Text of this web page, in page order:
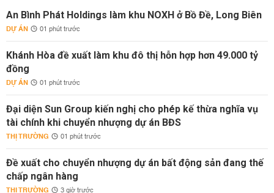
An Bình Phát Holdings làm khu NOXH ở Bồ Đề, Long Biên
DỰ ÁN 01 phút trước
Khánh Hòa đề xuất làm khu đô thị hỗn hợp hơn 49.000 tỷ
đồng
DỰ ÁN 01 phút trước
Đại diện Sun Group kiến nghị cho phép kế thừa nghĩa vụ
tài chính khi chuyển nhượng dự án BĐS
THỊ TRƯỜNG 01 phút trước
Đề xuất cho chuyển nhượng dự án bất động sản đang thế
chấp ngân hàng
THỊ TRƯỜNG 3 giờ trước